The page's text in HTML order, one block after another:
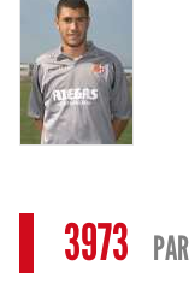
3973